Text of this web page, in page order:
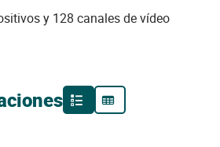
y 128 canales de vídeo